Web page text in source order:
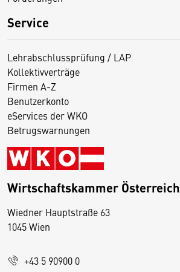
Service
Lehrabschlussprüfung / LAP
Kollektivverträge
Firmen A-Z
Benutzerkonto
eServices der WKO
Betrugswarnungen
Wirtschaftskammer Österreich
Wiedner Hauptstraße 63
1045 Wien
+43 5 90900 0
D
s